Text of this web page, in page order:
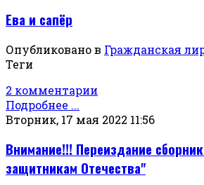
Ева и сапёр
Опубликовано в Гражданская
Теги
2 комментарии
Подробнее ...
Вторник, 17 мая 2022 11:56
Внимание!!! Переиздание
защитникам Отечества"